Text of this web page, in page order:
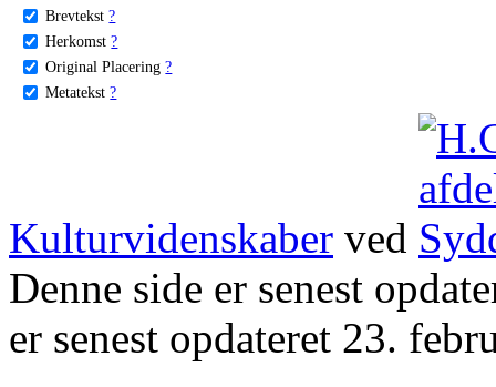
Brevtekst ?
Herkomst ?
Original Placering ?
Metatekst ?
Kulturvidenskaber ved
Denne side er senest
er senest opdateret 23.